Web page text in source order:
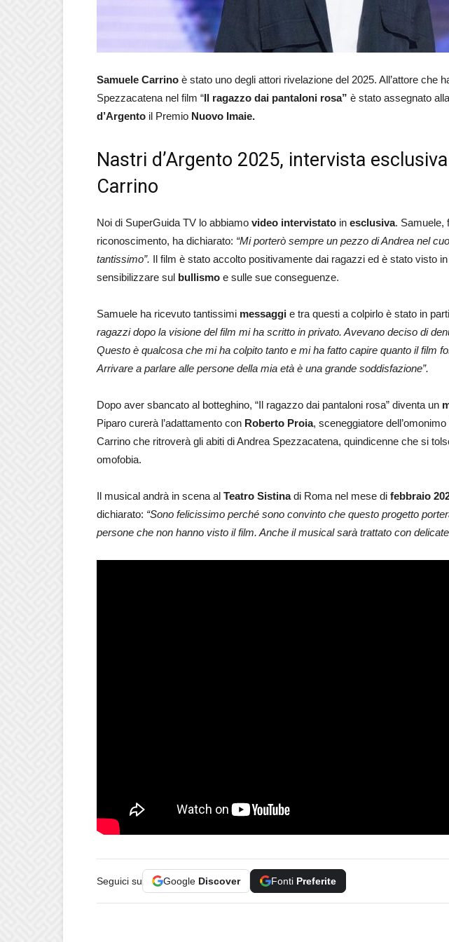
Samuele Carrino è stato uno degli attori rivelazione del 2025. All’attore che
Spezzacatena nel film “Il ragazzo dai pantaloni rosa” è stato assegnato
d’Argento il Premio Nuovo Imaie.
Nastri d’Argento 2025, intervista
Carrino
Noi di SuperGuida TV lo abbiamo video intervistato in esclusiva. Samuele,
riconoscimento, ha dichiarato: “Mi porterò sempre un pezzo di Andrea nel
tantissimo”. Il film è stato accolto positivamente dai ragazzi ed è stato visto
sensibilizzare sul bullismo e sulle sue conseguenze.
Samuele ha ricevuto tantissimi messaggi e tra questi a colpirlo è stato in
ragazzi dopo la visione del film mi ha scritto in privato. Avevano deciso di
Questo è qualcosa che mi ha colpito tanto e mi ha fatto capire quanto il film
Arrivare a parlare alle persone della mia età è una grande soddisfazione”.
Dopo aver sbancato al botteghino, “Il ragazzo dai pantaloni rosa” diventa un
Piparo curerà l’adattamento con Roberto Proia, sceneggiatore
Carrino che ritroverà gli abiti di Andrea Spezzacatena, quindicenne che si
omofobia.
Il musical andrà in scena al Teatro Sistinadi Roma nel mese di febbraio
dichiarato: “Sono felicissimo perché sono convinto che questo progetto
persone che non hanno visto il film. Anche il musical sarà trattato con
Seguici su Google Discover Fonti Preferite